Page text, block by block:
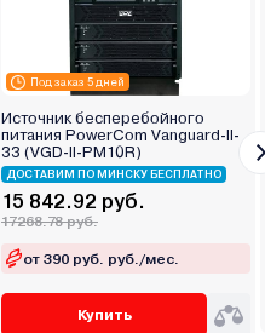
Под заказ 5 дней
Источник бесперебойного
питания PowerCom Vanguard-II-
33 (VGD-II-PM10R)
ДОСТАВИМ ПО МИНСКУ БЕСПЛАТНО
15 842.92 руб.
17268.78 руб.
от 390 руб. руб./мес.
Купить